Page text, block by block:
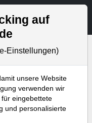
Aktien- und Artikelsuche
auf
Einstellungen)
unsere Website
verwenden wir
eingebettete
und personalisierte